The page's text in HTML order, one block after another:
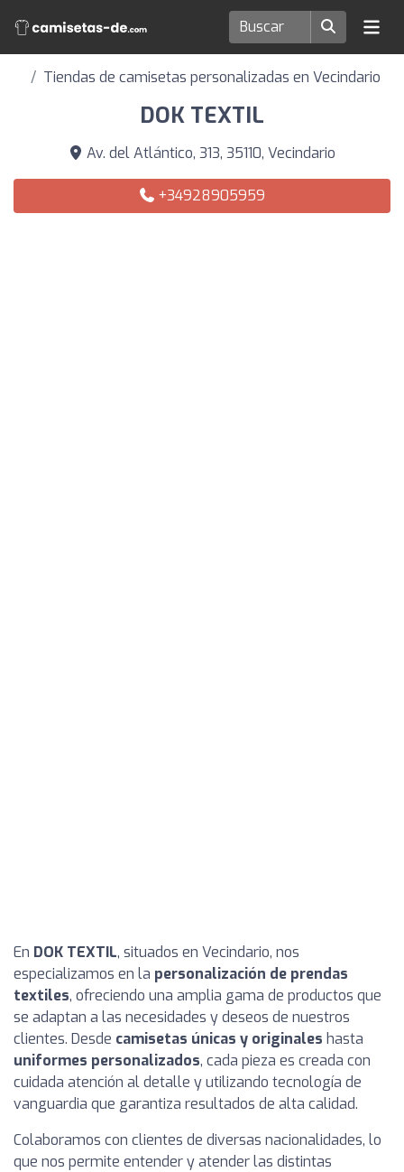
Tiendas de camisetas personalizadas en Vecindario
DOK TEXTIL
Av. del Atlántico, 313, 35110, Vecindario
+34928905959
En DOK TEXTIL, situados en Vecindario, nos
especializamos en la personalización de prendas
textiles, ofreciendo una amplia gama de productos que
se adaptan a las necesidades y deseos de nuestros
clientes. Desde camisetas únicas y originales hasta
uniformes personalizados, cada pieza es creada con
cuidada atención al detalle y utilizando tecnología de
vanguardia que garantiza resultados de alta calidad.
Colaboramos con clientes de diversas nacionalidades, lo
que nos permite entender y atender las distintas